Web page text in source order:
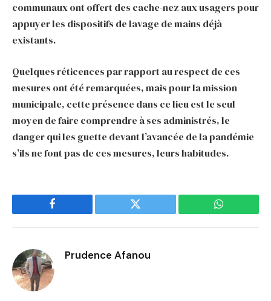
communaux ont offert des cache-nez aux usagers pour
appuyer les dispositifs de lavage de mains déjà
existants.
Quelques réticences par rapport au respect de ces
mesures ont été remarquées, mais pour la mission
municipale, cette présence dans ce lieu est le seul
moyen de faire comprendre à ses administrés, le
danger qui les guette devant l’avancée de la pandémie
s’ils ne font pas de ces mesures, leurs habitudes.
Facebook Twitter WhatsApp
Prudence Afanou